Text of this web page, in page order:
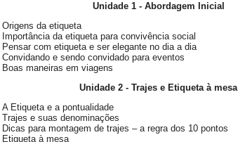
Unidade 1 - Abordagem Inicial
Origens da etiqueta
Importância da etiqueta para convivência social
Pensar com etiqueta e ser elegante no dia a dia
Convidando e sendo convidado para eventos
Boas maneiras em viagens
Unidade 2 - Trajes e Etiqueta à mesa
A Etiqueta e a pontualidade
Trajes e suas denominações
Dicas para montagem de trajes – a regra dos 10 pontos
Etiqueta à mesa